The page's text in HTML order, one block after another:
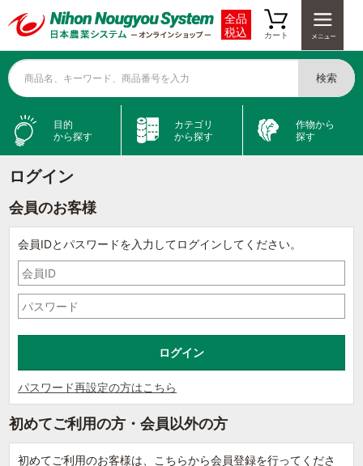
全品
税込
カート
商品名、キーワード、商品番号を入力 検索
目的
から探す
カテゴリ
から探す
作物から
探す
ログイン
会員のお客様
会員IDとパスワードを入力してログインしてください。
パスワード再設定の方はこちら
初めてご利用の方・会員以外の方
初めてご利用のお客様は、こちらから会員登録を行ってくださ